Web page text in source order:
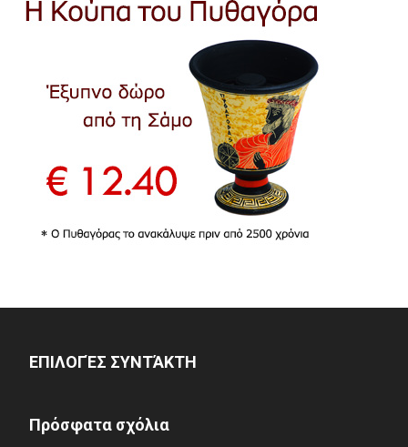
ΕΠΙΛΟΓΈΣ ΣΥΝΤΆΚΤΗ
Πρόσφατα σχόλια